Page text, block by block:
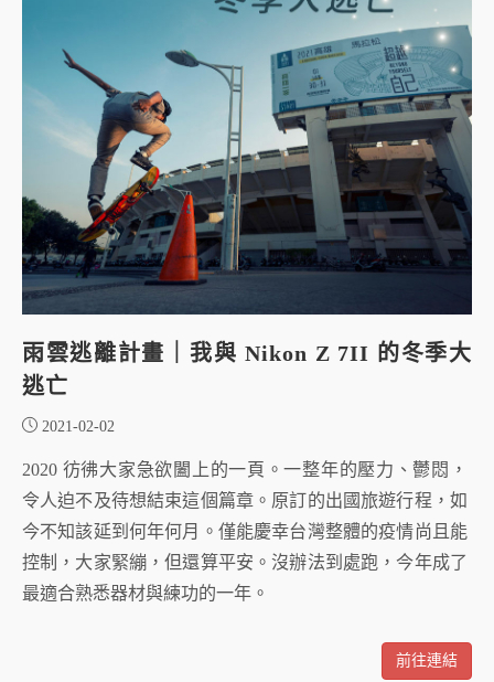
雨雲逃離計畫｜我與 Nikon Z 7II 的冬季大
逃亡
2021-02-02
2020 彷彿大家急欲闔上的一頁。一整年的壓力、鬱悶，
令人迫不及待想結束這個篇章。原訂的出國旅遊行程，如
今不知該延到何年何月。僅能慶幸台灣整體的疫情尚且能
控制，大家緊繃，但還算平安。沒辦法到處跑，今年成了
最適合熟悉器材與練功的一年。
前往連結